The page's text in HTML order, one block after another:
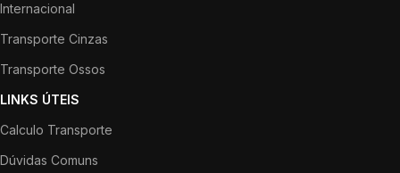
Internacional
Transporte Cinzas
Transporte Ossos
LINKS ÚTEIS
Calculo Transporte
Dúvidas Comuns